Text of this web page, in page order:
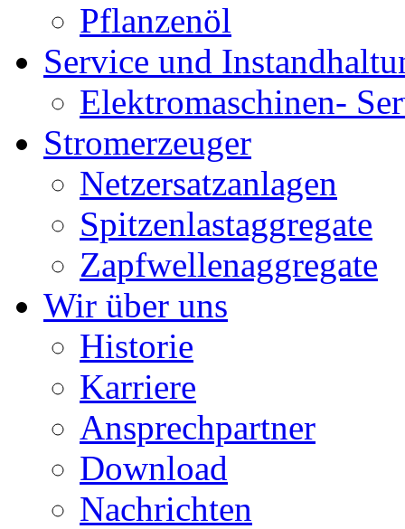
Pflanzenöl
Service und
Elektromaschinen-
Stromerzeuger
Netzersatzanlagen
Spitzenlastaggregate
Zapfwellenaggregate
Wir über uns
Historie
Karriere
Ansprechpartner
Download
Nachrichten